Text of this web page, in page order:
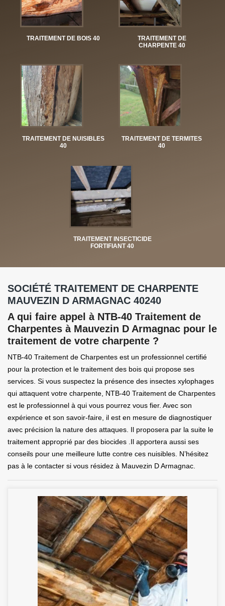
TRAITEMENT DE BOIS 40
TRAITEMENT DE
CHARPENTE 40
TRAITEMENT DE NUISIBLES
40
TRAITEMENT DE TERMITES
40
TRAITEMENT INSECTICIDE
FORTIFIANT 40
SOCIÉTÉ TRAITEMENT DE CHARPENTE
MAUVEZIN D ARMAGNAC 40240
A qui faire appel à NTB-40 Traitement de
Charpentes à Mauvezin D Armagnac pour le
traitement de votre charpente ?
NTB-40 Traitement de Charpentes est un professionnel certifié
pour la protection et le traitement des bois qui propose ses
services. Si vous suspectez la présence des insectes xylophages
qui attaquent votre charpente, NTB-40 Traitement de Charpentes
est le professionnel à qui vous pourrez vous fier. Avec son
expérience et son savoir-faire, il est en mesure de diagnostiquer
avec précision la nature des attaques. Il proposera par la suite le
traitement approprié par des biocides .Il apportera aussi ses
conseils pour une meilleure lutte contre ces nuisibles. N’hésitez
pas à le contacter si vous résidez à Mauvezin D Armagnac.